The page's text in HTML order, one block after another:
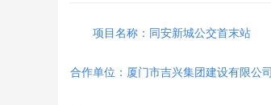
项目名称：同安新城公交首末站
合作单位：厦门市吉兴集团建设有限公司